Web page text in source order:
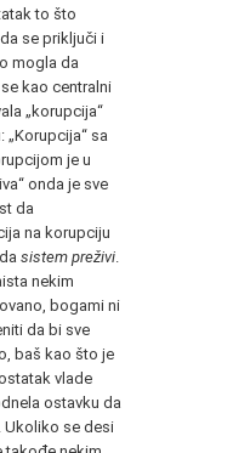
to što
se priključi i
mogla da
kao centralni
„korupcija“
sa
je u
onda je sve
da
na korupciju
sistem preživi
nekim
bogami ni
da bi sve
baš kao što je
vlade
ostavku da
Ukoliko se desi